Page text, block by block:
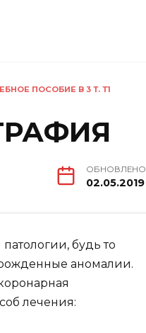
ПОСОБИЕ В 3 Т. Т1
ОБНОВЛЕНО
02.05.2019
будь то
аномалии.
лечения: